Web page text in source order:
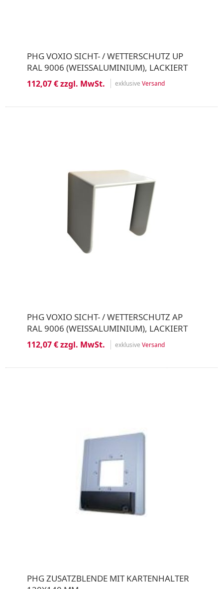
PHG VOXIO SICHT- / WETTERSCHUTZ UP
RAL 9006 (WEISSALUMINIUM), LACKIERT
112,07 € zzgl. MwSt. exklusive Versand
PHG VOXIO SICHT- / WETTERSCHUTZ AP
RAL 9006 (WEISSALUMINIUM), LACKIERT
112,07 € zzgl. MwSt. exklusive Versand
PHG ZUSATZBLENDE MIT KARTENHALTER